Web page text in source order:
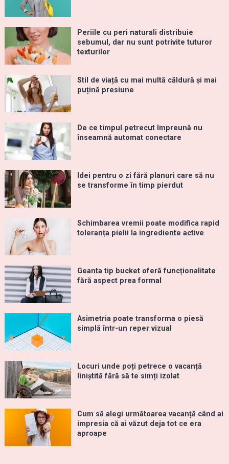
Periile cu peri naturali distribuie
sebumul, dar nu sunt potrivite tuturor
texturilor
Stil de viață cu mai multă căldură și mai
puțină presiune
De ce timpul petrecut împreună nu
înseamnă automat conectare
Idei pentru o zi fără planuri care să nu
se transforme în timp pierdut
Schimbarea vremii poate modifica rapid
toleranța pielii la ingrediente active
Geanta tip bucket oferă funcționalitate
fără aspect prea formal
Asimetria poate transforma o piesă
simplă într-un reper vizual
Locuri unde poți petrece o vacanță
liniștită fără să te simți izolat
Cum să alegi următoarea vacanță când ai
impresia că ai văzut deja tot ce era
aproape